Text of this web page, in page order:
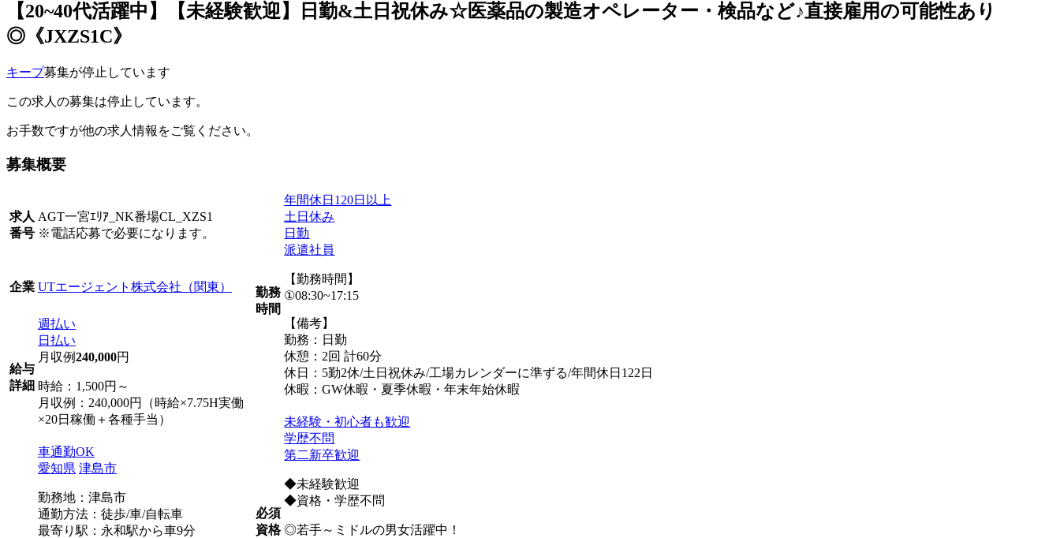
【20~40代活躍中】【未経験歓迎】日勤&土日祝休み☆医薬品の製造オペレーター・検品など♪直接雇用の可能性あり
◎《JXZS1C》
キープ募集が停止しています
この求人の募集は停止しています。
お手数ですが他の求人情報をご覧ください。
募集概要
求人
番号
AGT一宮ｴﾘｱ_NK番場CL_XZS1
※電話応募で必要になります。
企業 UTエージェント株式会社（関東）
給与
詳細
週払い
日払い
月収例240,000円
時給：1,500円～
月収例：240,000円（時給×7.75H実働
×20日稼働＋各種手当）
車通勤OK
愛知県 津島市
勤務地：津島市
通勤方法：徒歩/車/自転車
最寄り駅：永和駅から車9分
勤務
時間
年間休日120日以上
土日休み
日勤
派遣社員
【勤務時間】
①08:30~17:15
【備考】
勤務：日勤
休憩：2回 計60分
休日：5勤2休/土日祝休み/工場カレンダーに準ずる/年間休日122日
休暇：GW休暇・夏季休暇・年末年始休暇
必須
資格
未経験・初心者も歓迎
学歴不問
第二新卒歓迎
◆未経験歓迎
◆資格・学歴不問
◎若手～ミドルの男女活躍中！